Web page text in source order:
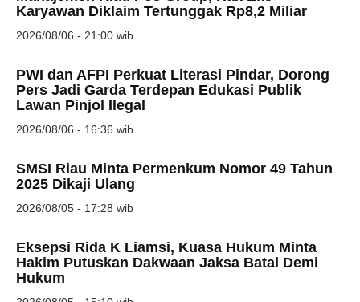
Karyawan Diklaim Tertunggak Rp8,2 Miliar
2026/08/06 - 21:00 wib
PWI dan AFPI Perkuat Literasi Pindar, Dorong
Pers Jadi Garda Terdepan Edukasi Publik
Lawan Pinjol Ilegal
2026/08/06 - 16:36 wib
SMSI Riau Minta Permenkum Nomor 49 Tahun
2025 Dikaji Ulang
2026/08/05 - 17:28 wib
Eksepsi Rida K Liamsi, Kuasa Hukum Minta
Hakim Putuskan Dakwaan Jaksa Batal Demi
Hukum